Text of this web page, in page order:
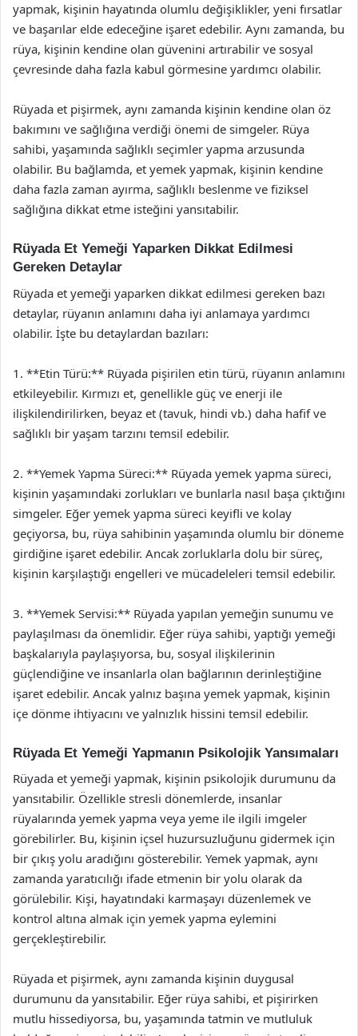
yapmak, kişinin hayatında olumlu değişiklikler, yeni fırsatlar
ve başarılar elde edeceğine işaret edebilir. Aynı zamanda, bu
rüya, kişinin kendine olan güvenini artırabilir ve sosyal
çevresinde daha fazla kabul görmesine yardımcı olabilir.
Rüyada et pişirmek, aynı zamanda kişinin kendine olan öz
bakımını ve sağlığına verdiği önemi de simgeler. Rüya
sahibi, yaşamında sağlıklı seçimler yapma arzusunda
olabilir. Bu bağlamda, et yemek yapmak, kişinin kendine
daha fazla zaman ayırma, sağlıklı beslenme ve fiziksel
sağlığına dikkat etme isteğini yansıtabilir.
Rüyada Et Yemeği Yaparken Dikkat Edilmesi
Gereken Detaylar
Rüyada et yemeği yaparken dikkat edilmesi gereken bazı
detaylar, rüyanın anlamını daha iyi anlamaya yardımcı
olabilir. İşte bu detaylardan bazıları:
1. **Etin Türü:** Rüyada pişirilen etin türü, rüyanın anlamını
etkileyebilir. Kırmızı et, genellikle güç ve enerji ile
ilişkilendirilirken, beyaz et (tavuk, hindi vb.) daha hafif ve
sağlıklı bir yaşam tarzını temsil edebilir.
2. **Yemek Yapma Süreci:** Rüyada yemek yapma süreci,
kişinin yaşamındaki zorlukları ve bunlarla nasıl başa çıktığını
simgeler. Eğer yemek yapma süreci keyifli ve kolay
geçiyorsa, bu, rüya sahibinin yaşamında olumlu bir döneme
girdiğine işaret edebilir. Ancak zorluklarla dolu bir süreç,
kişinin karşılaştığı engelleri ve mücadeleleri temsil edebilir.
3. **Yemek Servisi:** Rüyada yapılan yemeğin sunumu ve
paylaşılması da önemlidir. Eğer rüya sahibi, yaptığı yemeği
başkalarıyla paylaşıyorsa, bu, sosyal ilişkilerinin
güçlendiğine ve insanlarla olan bağlarının derinleştiğine
işaret edebilir. Ancak yalnız başına yemek yapmak, kişinin
içe dönme ihtiyacını ve yalnızlık hissini temsil edebilir.
Rüyada Et Yemeği Yapmanın Psikolojik Yansımaları
Rüyada et yemeği yapmak, kişinin psikolojik durumunu da
yansıtabilir. Özellikle stresli dönemlerde, insanlar
rüyalarında yemek yapma veya yeme ile ilgili imgeler
görebilirler. Bu, kişinin içsel huzursuzluğunu gidermek için
bir çıkış yolu aradığını gösterebilir. Yemek yapmak, aynı
zamanda yaratıcılığı ifade etmenin bir yolu olarak da
görülebilir. Kişi, hayatındaki karmaşayı düzenlemek ve
kontrol altına almak için yemek yapma eylemini
gerçekleştirebilir.
Rüyada et pişirmek, aynı zamanda kişinin duygusal
durumunu da yansıtabilir. Eğer rüya sahibi, et pişirirken
mutlu hissediyorsa, bu, yaşamında tatmin ve mutluluk